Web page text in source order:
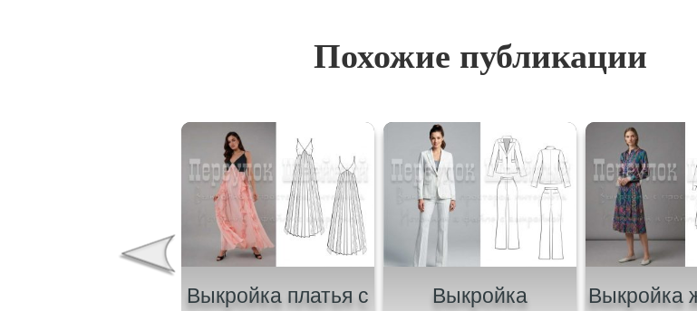
Похожие публикации
Выкройка платья с
Выкройка
Выкройка